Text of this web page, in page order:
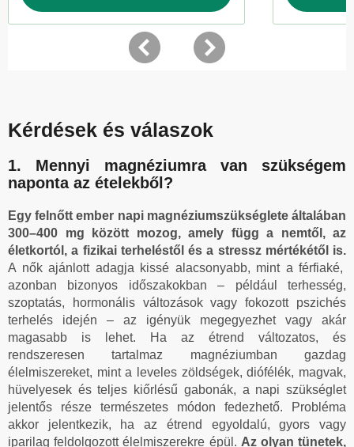
Kérdések és válaszok
1. Mennyi magnéziumra van szükségem
naponta az ételekből?
Egy felnőtt ember napi magnéziumszükséglete általában
300–400 mg között mozog, amely függ a nemtől, az
életkortól, a fizikai terheléstől és a stressz mértékétől is.
A nők ajánlott adagja kissé alacsonyabb, mint a férfiaké,
azonban bizonyos időszakokban – például terhesség,
szoptatás, hormonális változások vagy fokozott pszichés
terhelés idején – az igényük megegyezhet vagy akár
magasabb is lehet. Ha az étrend változatos, és
rendszeresen tartalmaz magnéziumban gazdag
élelmiszereket, mint a leveles zöldségek, diófélék, magvak,
hüvelyesek és teljes kiőrlésű gabonák, a napi szükséglet
jelentős része természetes módon fedezhető. Probléma
akkor jelentkezik, ha az étrend egyoldalú, gyors vagy
iparilag feldolgozott élelmiszerekre épül. Az olyan tünetek,